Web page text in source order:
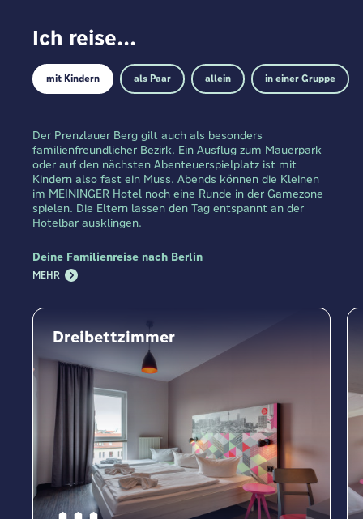
Ich reise...
mit Kindern als Paar allein in einer Gruppe
Der Prenzlauer Berg gilt auch als besonders
familienfreundlicher Bezirk. Ein Ausflug zum Mauerpark
oder auf den nächsten Abenteuerspielplatz ist mit
Kindern also fast ein Muss. Abends können die Kleinen
im MEININGER Hotel noch eine Runde in der Gamezone
spielen. Die Eltern lassen den Tag entspannt an der
Hotelbar ausklingen.
Deine Familienreise nach Berlin
MEHR
Dreibettzimmer